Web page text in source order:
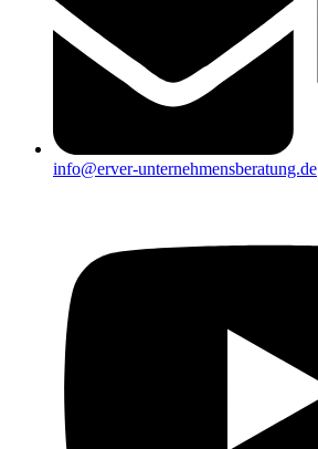
info@erver-unternehmensberatung.de